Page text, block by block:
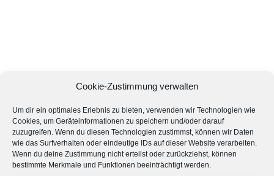
Cookie-Zustimmung verwalten
Um dir ein optimales Erlebnis zu bieten, verwenden wir Technologien wie
Cookies, um Geräteinformationen zu speichern und/oder darauf
zuzugreifen. Wenn du diesen Technologien zustimmst, können wir Daten
wie das Surfverhalten oder eindeutige IDs auf dieser Website verarbeiten.
Wenn du deine Zustimmung nicht erteilst oder zurückziehst, können
bestimmte Merkmale und Funktionen beeinträchtigt werden.